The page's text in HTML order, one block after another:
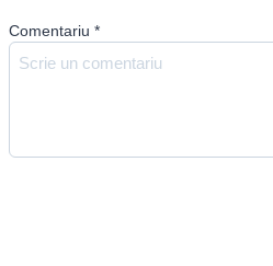
Comentariu *